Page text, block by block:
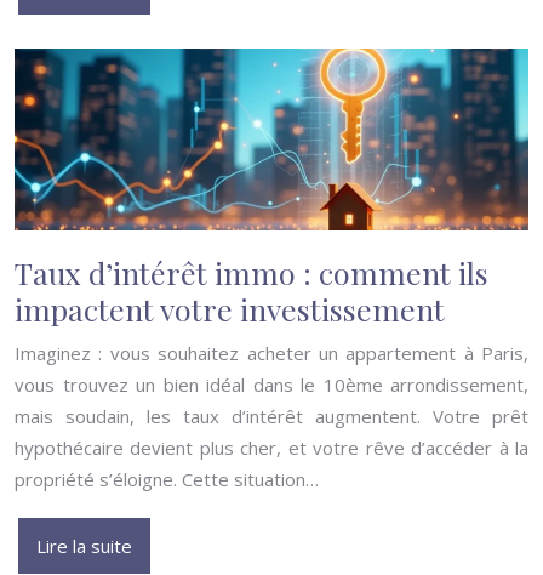
Taux d’intérêt immo : comment ils
impactent votre investissement
Imaginez : vous souhaitez acheter un appartement à Paris,
vous trouvez un bien idéal dans le 10ème arrondissement,
mais soudain, les taux d’intérêt augmentent. Votre prêt
hypothécaire devient plus cher, et votre rêve d’accéder à la
propriété s’éloigne. Cette situation…
Lire la suite